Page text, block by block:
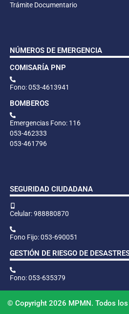
Trámite Documentario
NÚMEROS DE EMERGENCIA
COMISARÍA PNP
Fono: 053-4613941
BOMBEROS
Emergencias Fono: 116
053-462333
053-461796
SEGURIDAD CIUDADANA
Celular: 988880870
Fono Fijo: 053-690051
GESTIÓN DE RIESGO DE
Fono: 053-635379
© Copyright 2026 MPMN. Todos los